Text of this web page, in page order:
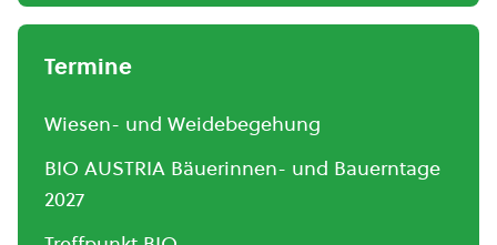
Termine
Wiesen- und Weidebegehung
BIO AUSTRIA Bäuerinnen- und Bauerntage
2027